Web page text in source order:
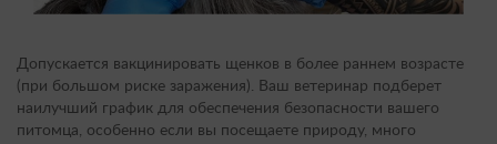
Допускается вакцинировать щенков в более раннем возрасте
(при большом риске заражения). Ваш ветеринар подберет
наилучший график для обеспечения безопасности вашего
питомца, особенно если вы посещаете природу, много